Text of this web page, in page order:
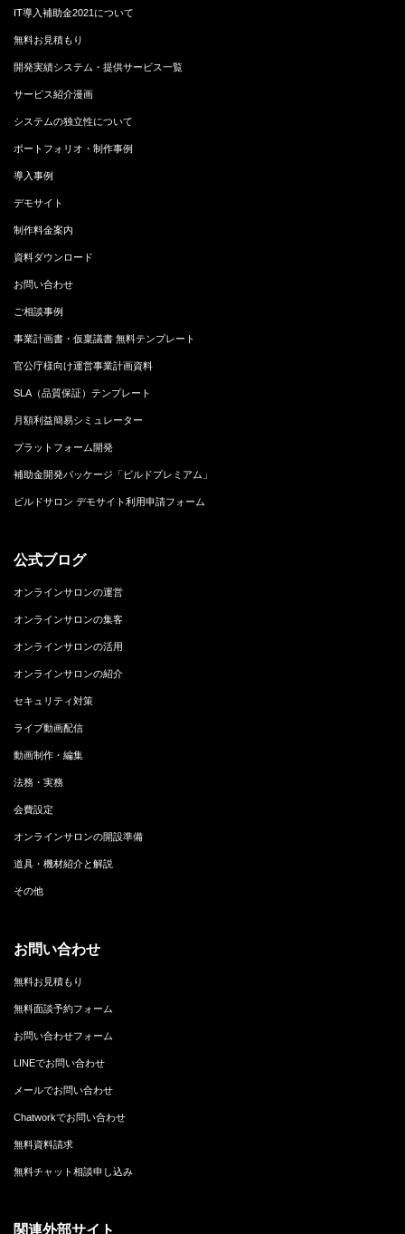
IT導入補助金2021について
無料お見積もり
開発実績システム・提供サービス一覧
サービス紹介漫画
システムの独立性について
ポートフォリオ・制作事例
導入事例
デモサイト
制作料金案内
資料ダウンロード
お問い合わせ
ご相談事例
事業計画書・仮稟議書 無料テンプレート
官公庁様向け運営事業計画資料
SLA（品質保証）テンプレート
月額利益簡易シミュレーター
プラットフォーム開発
補助金開発パッケージ「ビルドプレミアム」
ビルドサロン デモサイト利用申請フォーム
公式ブログ
オンラインサロンの運営
オンラインサロンの集客
オンラインサロンの活用
オンラインサロンの紹介
セキュリティ対策
ライブ動画配信
動画制作・編集
法務・実務
会費設定
オンラインサロンの開設準備
道具・機材紹介と解説
その他
お問い合わせ
無料お見積もり
無料面談予約フォーム
お問い合わせフォーム
LINEでお問い合わせ
メールでお問い合わせ
Chatworkでお問い合わせ
無料資料請求
無料チャット相談申し込み
関連外部サイト